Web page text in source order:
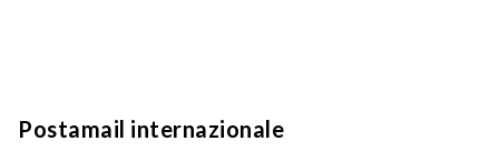
Postamail internazionale